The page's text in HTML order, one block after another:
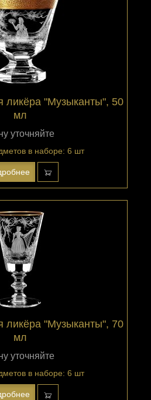
ликёра "Музыканты", 50
мл
уточняйте
в наборе: 6 шт
ликёра "Музыканты", 70
мл
уточняйте
в наборе: 6 шт